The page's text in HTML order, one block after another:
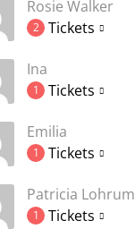
Rosie Walker
2 Tickets
Ina
1 Tickets
Emilia
1 Tickets
Patricia Lohrum
1 Tickets